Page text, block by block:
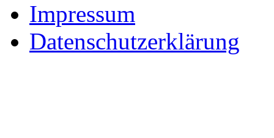
Impressum
Datenschutzerklärung